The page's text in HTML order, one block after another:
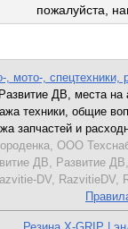
пожалуйста,
, мото-, спецтехники,
ДВ, места на
техники, общие
запчастей и
ООО
ДВ,
DV, RazvitieDV,